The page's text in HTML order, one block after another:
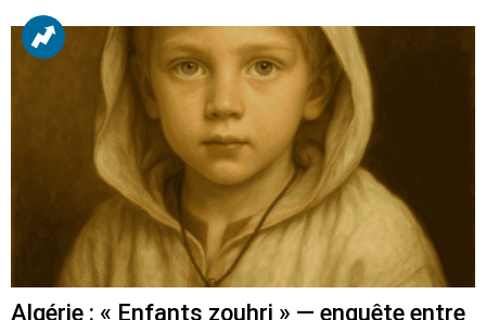
Algérie : « Enfants zouhri » — enquête entre